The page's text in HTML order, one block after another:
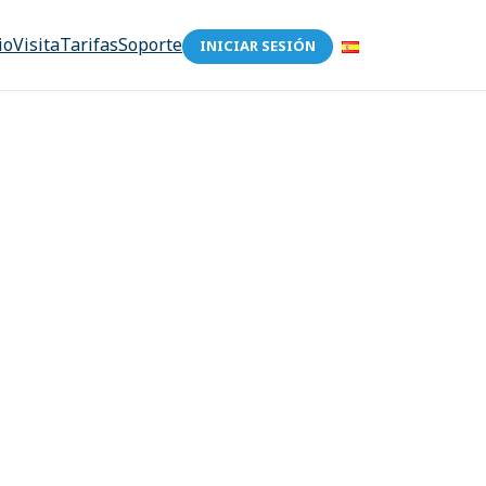
VisitaTarifasSoporte INICIAR SESIÓN